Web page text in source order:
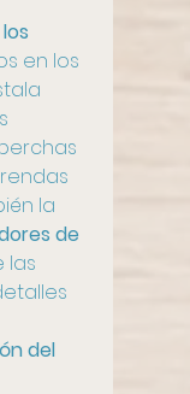
en los
la
de
las
del